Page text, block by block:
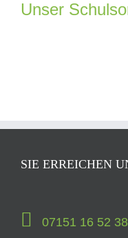
Unser
SIE ERREICHEN
07151 16 52